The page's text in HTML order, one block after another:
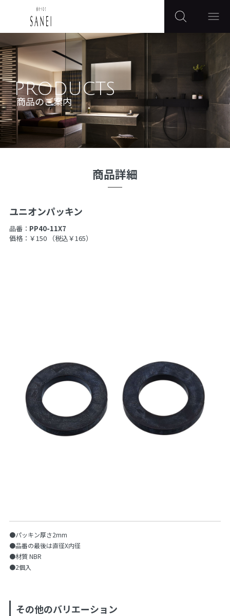
PRODUCTS
商品のご案内
商品詳細
ユニオンパッキン
品番： PP40-11X7
価格：￥150
（税込￥165）
●パッキン厚さ2mm
●品番の最後は直径X内径
●材質 NBR
●2個入
その他のバリエーション